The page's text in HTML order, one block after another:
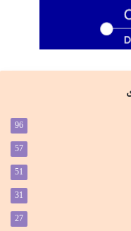
96
57
51
31
27